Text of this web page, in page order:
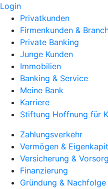
Login
Privatkunden
Firmenkunden &
Private Banking
Junge Kunden
Immobilien
Banking & Service
Meine Bank
Karriere
Stiftung Hoffnung für
Zahlungsverkehr
Vermögen &
Versicherung &
Finanzierung
Gründung & Nachfolge